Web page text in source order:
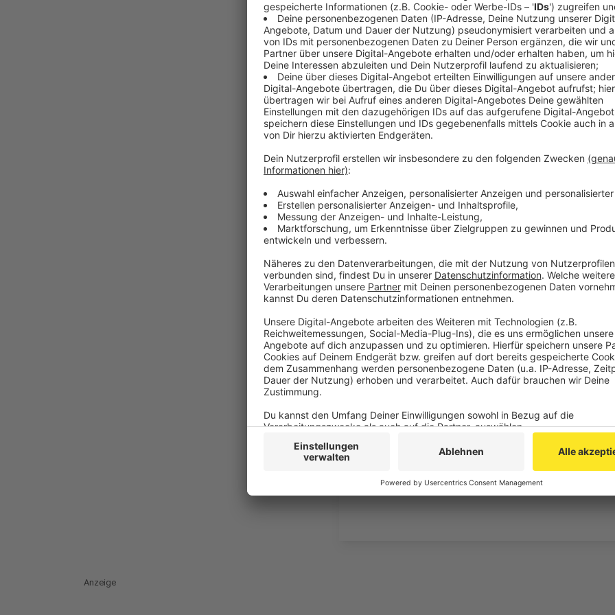
Comedy
Elvis Eifel - Der Podcast: "Hundekuchen"
Anzeige
Anzeige
Vorstellen brauchen wir ihn euch nicht. Seit 2003
seine Späße am Telefon mit seinen Hörerinnen und
müssen am Ende mit lachen - wenn auch nicht
bekommen könnt, ist Elvis nun unter die Podcaster
die Uhr zur Verfügung. Hier bekommt Ihr außerdem
Telefonate in längerer Version. Elvis wird sich mit
Telefonate aus den letzten zwei Jahrzehnten
ergangen ist und wobei er selbst mal ins
und bitte nicht erschrecken, wenn dabei das
Anzeige
Anzeige
Anzeige